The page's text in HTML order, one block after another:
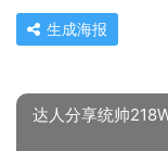
生成海报
达人分享统帅